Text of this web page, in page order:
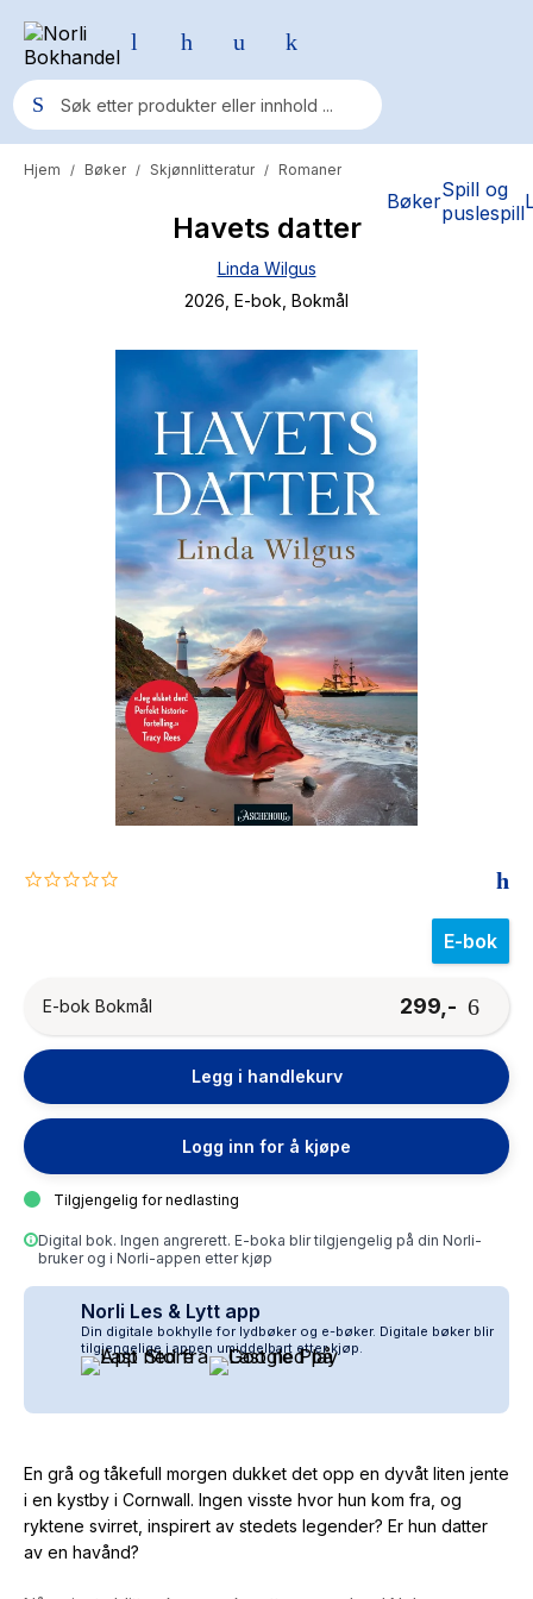
BøkerSpill og
puslespill
Populære søk
Fury Bound - Sable Sorensen
Hypopressiv trening
The Housemaid
Hjem / Bøker / Skjønnlitteratur / Romaner
Havets datter
Linda Wilgus
2026 , E-bok , Bokmål
0.0
E-bok
E-bok Bokmål 299,-
Legg i handlekurv
Logg inn for å kjøpe
Tilgjengelig for nedlasting
Digital bok. Ingen angrerett. E-boka blir tilgjengelig på din Norli-
bruker og i Norli-appen etter kjøp
Norli Les & Lytt app
Din digitale bokhylle for lydbøker og e-bøker. Digitale bøker blir
tilgjengelige i appen umiddelbart etter kjøp.
En grå og tåkefull morgen dukket det opp en dyvåt liten jente
i en kystby i Cornwall. Ingen visste hvor hun kom fra, og
ryktene svirret, inspirert av stedets legender? Er hun datter
av en havånd?